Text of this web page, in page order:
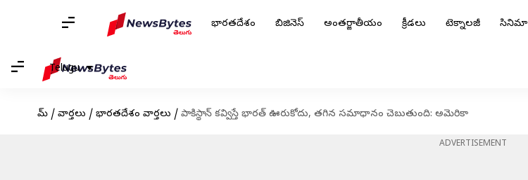
భారతదేశం బిజినెస్ అంతర్జాతీయం క్రీడలు టెక్నాలజీ సినిమా
Telugu
హోమ్ / వార్తలు / భారతదేశం వార్తలు / పాకిస్థాన్ కవ్విస్తే భారత్ ఊరుకోదు, తగిన సమాధానం చెబుతుంది: అమెరికా
ADVERTISEMENT